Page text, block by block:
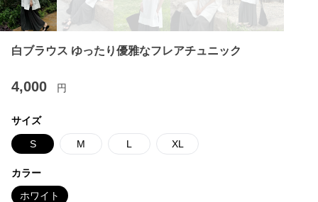
白ブラウス ゆったり優雅なフレアチュニック
4,000 円
サイズ
S M L XL
カラー
ホワイト